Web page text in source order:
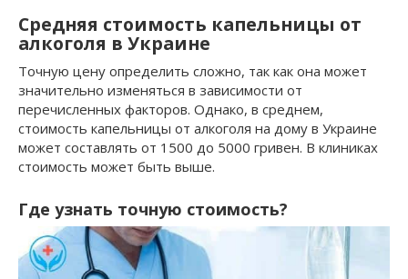
Средняя стоимость капельницы от
алкоголя в Украине
Точную цену определить сложно, так как она может
значительно изменяться в зависимости от
перечисленных факторов. Однако, в среднем,
стоимость капельницы от алкоголя на дому в Украине
может составлять от 1500 до 5000 гривен. В клиниках
стоимость может быть выше.
Где узнать точную стоимость?